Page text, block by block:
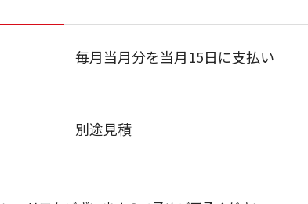
毎月当月分を当月15日に支払い
別途見積